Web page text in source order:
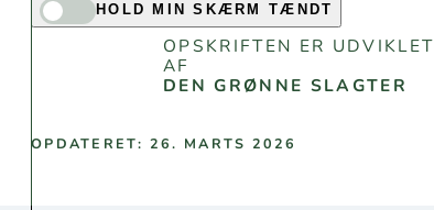
HOLD MIN SKÆRM TÆNDT
OPSKRIFTEN ER UDVIKLET
AF
DEN GRØNNE SLAGTER
OPDATERET: 26. MARTS 2026